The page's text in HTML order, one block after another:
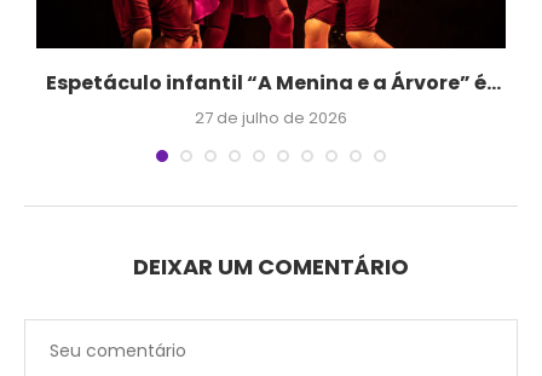
Espetáculo infantil “A Menina e a Árvore” é...
27 de julho de 2026
DEIXAR UM COMENTÁRIO